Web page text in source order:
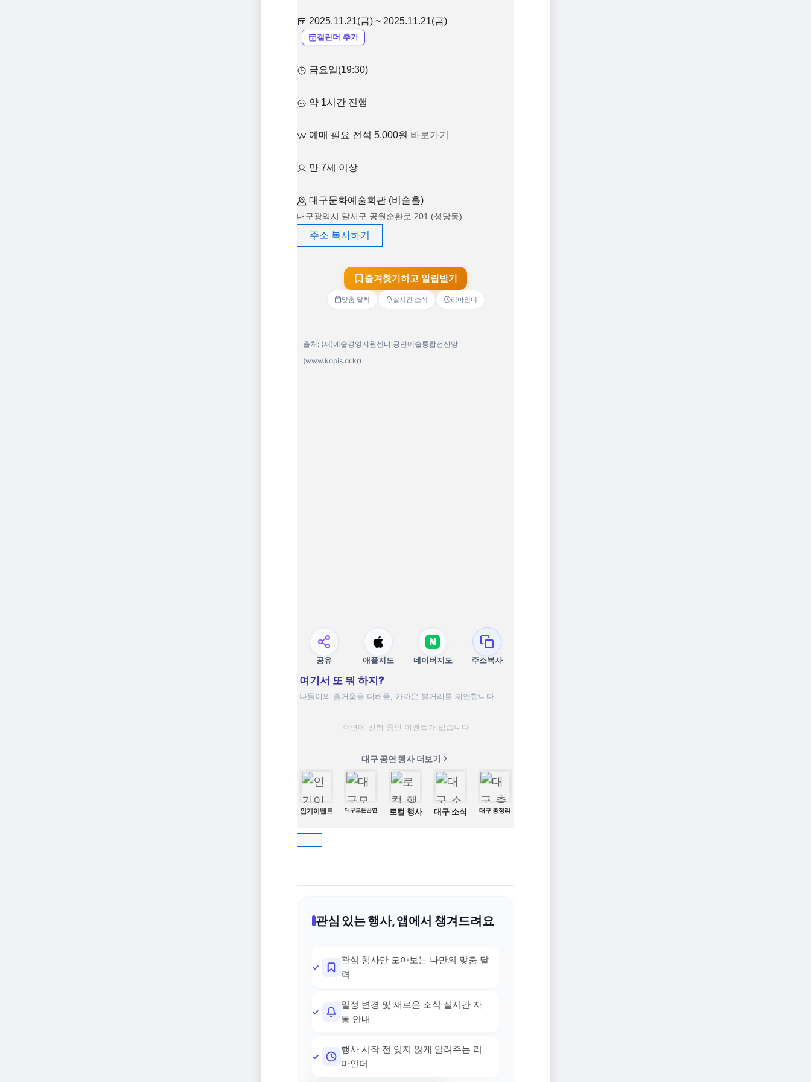
2025.11.21(금) ~ 2025.11.21(금)
캘린더 추가
금요일(19:30)
약 1시간 진행
예매 필요 전석 5,000원 바로가기
만 7세 이상
대구문화예술회관 (비슬홀)
대구광역시 달서구 공원순환로 201 (성당동)
주소 복사하기
즐겨찾기하고 알림받기
맞춤 달력 실시간 소식 리마인더
출처: (재)예술경영지원센터 공연예술통합전산망
(www.kopis.or.kr)
공유 애플지도 네이버지도 주소복사
여기서 또 뭐 하지?
나들이의 즐거움을 더해줄, 가까운 볼거리를 제안합니다.
주변에 진행 중인 이벤트가 없습니다
대구 공연 행사 더보기
인기이벤트 대구모든공연 로컬 행사 대구 소식 대구 총정리
관심 있는 행사, 앱에서 챙겨드려요
관심 행사만 모아보는 나만의 맞춤 달
력
일정 변경 및 새로운 소식 실시간 자
동 안내
행사 시작 전 잊지 않게 알려주는 리
마인더